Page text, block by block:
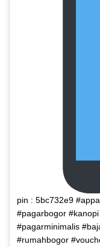
pin : 5bc732e9
#pagarbogor
#pagarminimalis
#rumahbogor